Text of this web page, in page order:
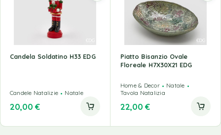
Candela Soldatino H33 EDG
Candele Natalizie Natale
20,00 €
Piatto Bisanzio Ovale
Floreale H7X30X21 EDG
Home & Decor
Natale
Tavola Natalizia
22,00 €